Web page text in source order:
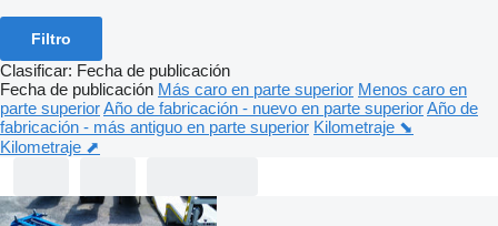
Filtro
Clasificar: Fecha de publicación
Fecha de publicación Más caro en parte superior Menos caro en
parte superiorAño de fabricación - nuevo en parte superiorAño de
fabricación - más antiguo en parte superior Kilometraje ⬊
Kilometraje ⬈